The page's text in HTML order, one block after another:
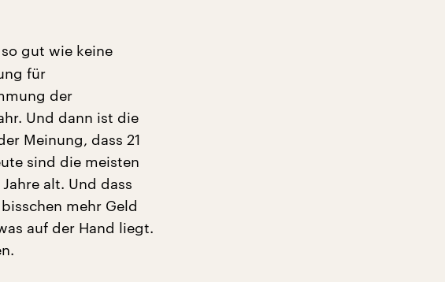
gut wie keine
für
der
Und dann ist die
Meinung, dass 21
sind die meisten
alt. Und dass
mehr Geld
auf der Hand liegt.